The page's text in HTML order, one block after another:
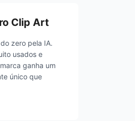
Clip Art
zero pela IA.
usados e
ganha um
único que